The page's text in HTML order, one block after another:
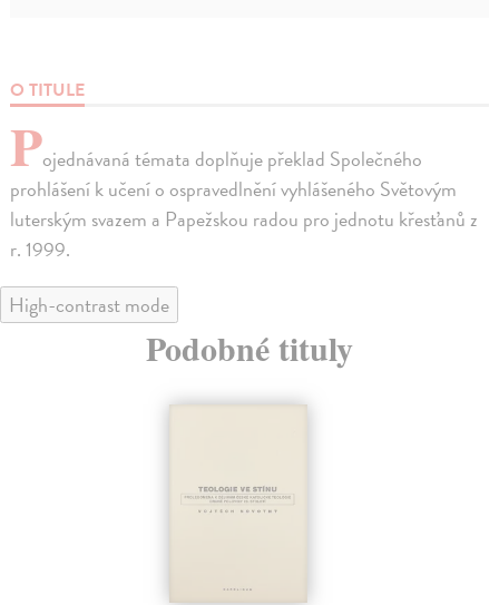
O TITULE
Pojednávaná témata doplňuje překlad Společného
prohlášení k učení o ospravedlnění vyhlášeného Světovým
luterským svazem a Papežskou radou pro jednotu křesťanů z
r. 1999.
High-contrast mode
Podobné tituly